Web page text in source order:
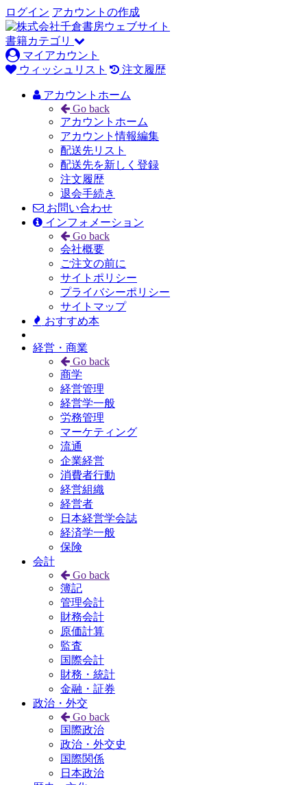
ログイン アカウントの作成
書籍カテゴリ
マイアカウント
ウィッシュリスト
注文履歴
アカウントホーム
Go back
アカウントホーム
アカウント情報編集
配送先リスト
配送先を新しく登録
注文履歴
退会手続き
お問い合わせ
インフォメーション
Go back
会社概要
ご注文の前に
サイトポリシー
プライバシーポリシー
サイトマップ
おすすめ本
経営・商業
Go back
商学
経営管理
経営学一般
労務管理
マーケティング
流通
企業経営
消費者行動
経営組織
経営者
日本経営学会誌
経済学一般
保険
会計
Go back
簿記
管理会計
財務会計
原価計算
監査
国際会計
財務・統計
金融・証券
政治・外交
Go back
国際政治
政治・外交史
国際関係
日本政治